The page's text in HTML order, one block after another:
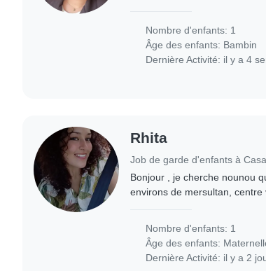
Nombre d'enfants: 1
Âge des enfants: Bambin
Dernière Activité: il y a 4
Rhita
Job de garde d'enfants à
Bonjour , je cherche nounou
environs de mersultan,
Nombre d'enfants: 1
Âge des enfants:
Dernière Activité: il y a 2